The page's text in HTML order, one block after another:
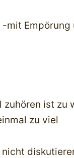
-mit
ist zu
zu viel